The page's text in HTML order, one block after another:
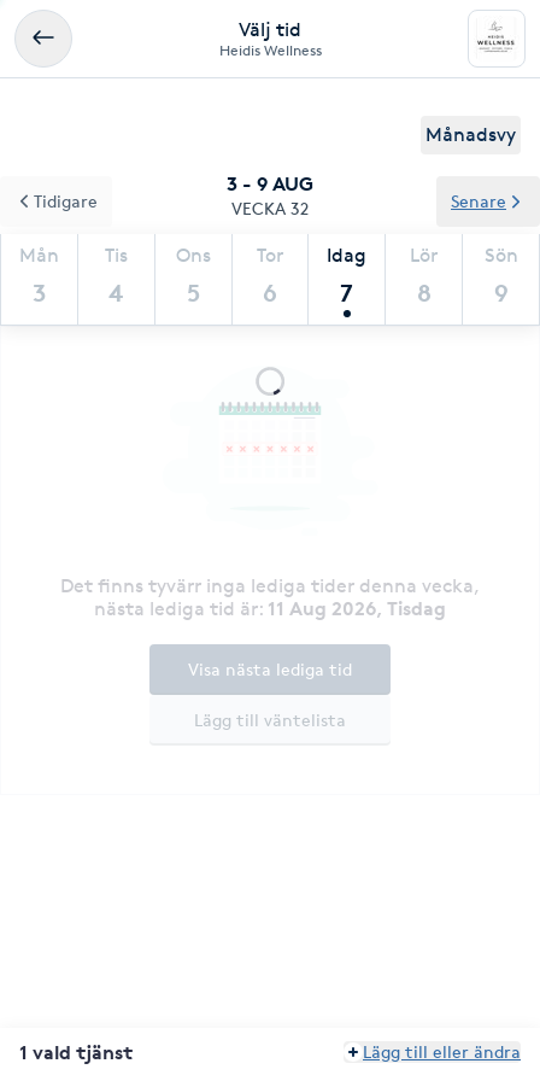
Välj tid
Heidis Wellness
Månadsvy
3 - 9 AUG
VECKA 32
Mån
3
Tis
4
Ons
5
Tor
6
Idag
7
Lör
8
Sön
9
Tidigare Senare
Det finns tyvärr inga lediga tider denna vecka,
nästa lediga tid är: 11 Aug 2026, Tisdag
Lägg till väntelista
Visa nästa lediga tid
1 vald tjänst Lägg till eller ändra